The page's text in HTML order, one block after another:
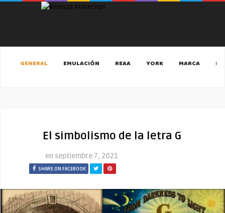
GENERAL EMULACIÓN REAA YORK MARCA
El simbolismo de la letra G
en septiembre 7, 2021
SHARE ON FACEBOOK